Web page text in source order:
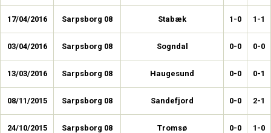
17/04/2016 Sarpsborg 08 Stabæk 1-0 1-1
03/04/2016 Sarpsborg 08 Sogndal 0-0 0-0
13/03/2016 Sarpsborg 08 Haugesund 0-0 0-1
08/11/2015 Sarpsborg 08 Sandefjord 0-0 2-1
24/10/2015 Sarpsborg 08 Tromsø 0-0 1-0